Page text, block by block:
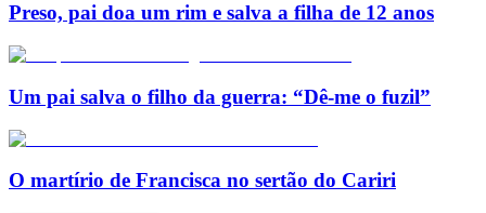
Preso, pai doa um rim e salva a filha de 12 anos
Um pai salva o filho da guerra: “Dê-me o fuzil”
O martírio de Francisca no sertão do Cariri